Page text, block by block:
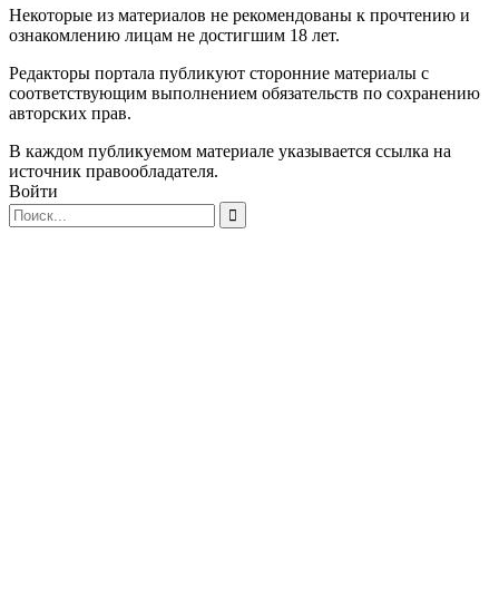
Некоторые из материалов не рекомендованы к прочтению и
ознакомлению лицам не достигшим 18 лет.
Редакторы портала публикуют сторонние материалы с
соответствующим выполнением обязательств по сохранению
авторских прав.
В каждом публикуемом материале указывается ссылка на
источник правообладателя.
Войти